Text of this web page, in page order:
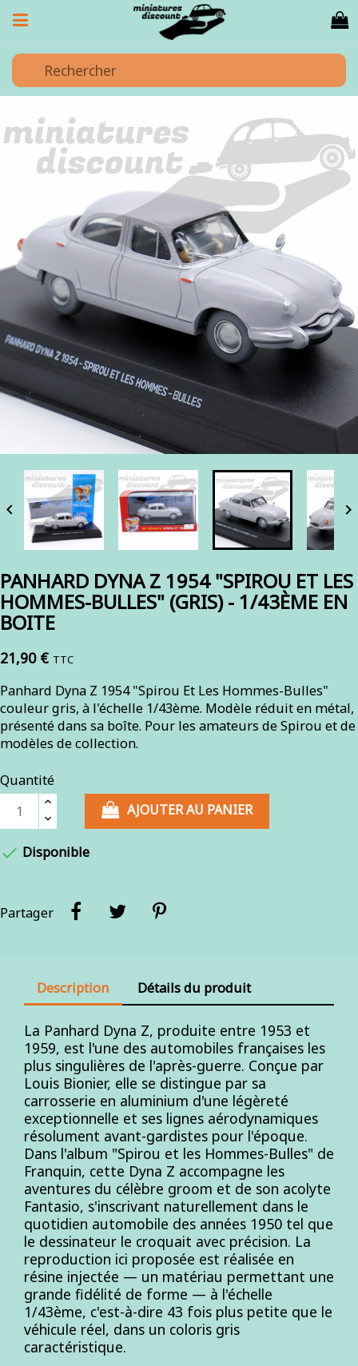
 
PANHARD DYNA Z 1954 "SPIROU ET LES
HOMMES-BULLES" (GRIS) - 1/43ÈME EN
BOITE
21,90 € TTC
Panhard Dyna Z 1954 "Spirou Et Les Hommes-Bulles"
couleur gris, à l'échelle 1/43ème. Modèle réduit en métal,
présenté dans sa boîte. Pour les amateurs de Spirou et de
modèles de collection.
Quantité
AJOUTER AU PANIER
 Disponible
Partager
Description Détails du produit
La Panhard Dyna Z, produite entre 1953 et
1959, est l'une des automobiles françaises les
plus singulières de l'après-guerre. Conçue par
Louis Bionier, elle se distingue par sa
carrosserie en aluminium d'une légèreté
exceptionnelle et ses lignes aérodynamiques
résolument avant-gardistes pour l'époque.
Dans l'album "Spirou et les Hommes-Bulles" de
Franquin, cette Dyna Z accompagne les
aventures du célèbre groom et de son acolyte
Fantasio, s'inscrivant naturellement dans le
quotidien automobile des années 1950 tel que
le dessinateur le croquait avec précision. La
reproduction ici proposée est réalisée en
résine injectée — un matériau permettant une
grande fidélité de forme — à l'échelle
1/43ème, c'est-à-dire 43 fois plus petite que le
véhicule réel, dans un coloris gris
caractéristique.